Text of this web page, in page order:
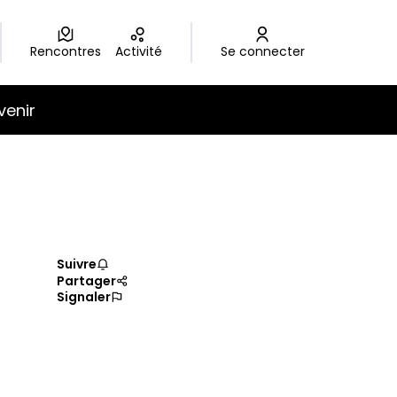
Rencontres Activité Se connecter
Suivre
Partager
Signaler